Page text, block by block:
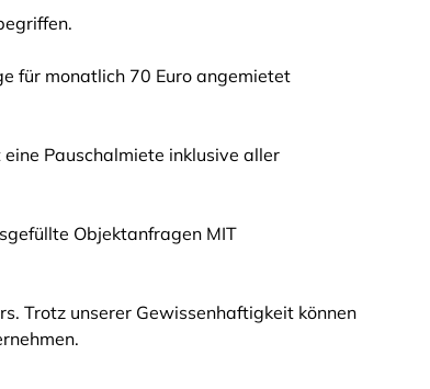
für monatlich 70 Euro angemietet
Pauschalmiete inklusive aller
Objektanfragen MIT
Trotz unserer Gewissenhaftigkeit können